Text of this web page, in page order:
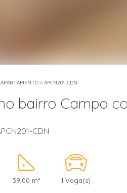
APARTAMENTO > APCN201-CDN
bairro Campo
CDN
39,00 m² 1 Vaga(s)